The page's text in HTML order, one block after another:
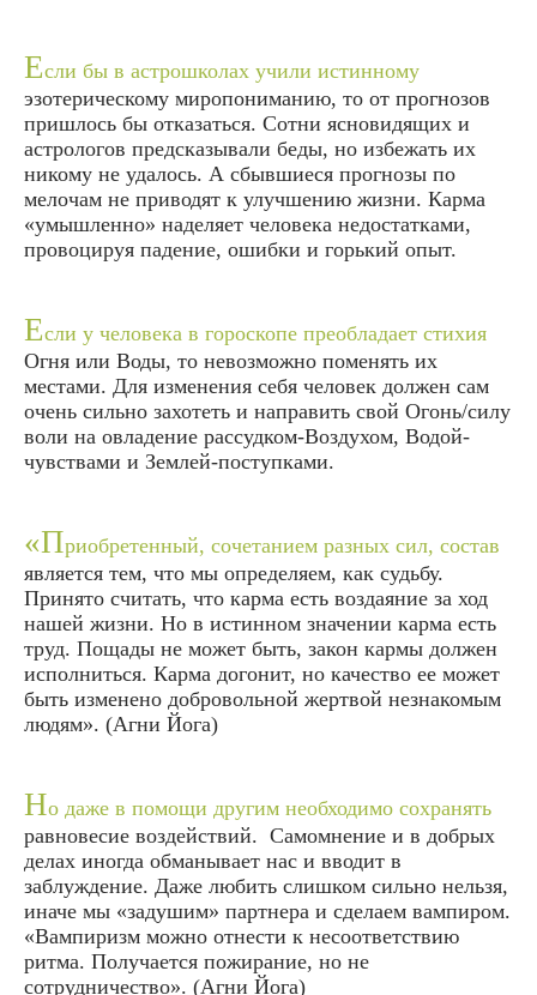
Если бы в астрошколах учили истинному
эзотерическому миропониманию, то от прогнозов
пришлось бы отказаться. Сотни ясновидящих и
астрологов предсказывали беды, но избежать их
никому не удалось. А сбывшиеся прогнозы по
мелочам не приводят к улучшению жизни. Карма
«умышленно» наделяет человека недостатками,
провоцируя падение, ошибки и горький опыт.
Если у человека в гороскопе преобладает стихия
Огня или Воды, то невозможно поменять их
местами. Для изменения себя человек должен сам
очень сильно захотеть и направить свой Огонь/силу
воли на овладение рассудком-Воздухом, Водой-
чувствами и Землей-поступками.
«Приобретенный, сочетанием разных сил, состав
является тем, что мы определяем, как судьбу.
Принято считать, что карма есть воздаяние за ход
нашей жизни. Но в истинном значении карма есть
труд. Пощады не может быть, закон кармы должен
исполниться. Карма догонит, но качество ее может
быть изменено добровольной жертвой незнакомым
людям». (Агни Йога)
Но даже в помощи другим необходимо сохранять
равновесие воздействий. Самомнение и в добрых
делах иногда обманывает нас и вводит в
заблуждение. Даже любить слишком сильно нельзя,
иначе мы «задушим» партнера и сделаем вампиром.
«Вампиризм можно отнести к несоответствию
ритма. Получается пожирание, но не
сотрудничество». (Агни Йога)